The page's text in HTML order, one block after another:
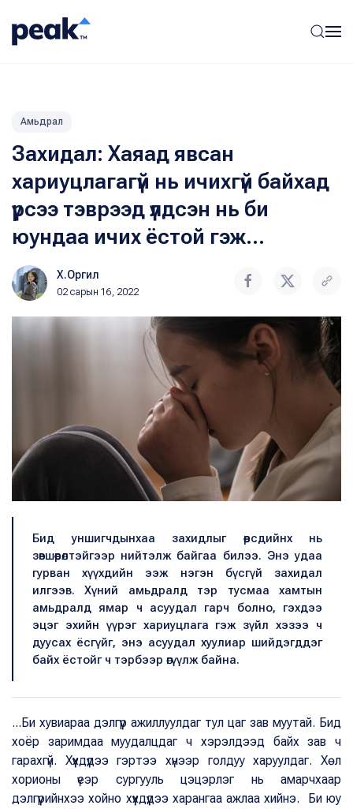
Амьдрал
Захидал: Хаяад явсан
хариуцлагагүй нь ичихгүй байхад
үрсээ тэврээд үлдсэн нь би
юундаа ичих ёстой гэж...
Х.Оргил
02 сарын 16, 2022
Бид уншигчдынхаа захидлыг өөрсдийнх нь
зөвшөөрөлтэйгээр нийтэлж байгаа билээ. Энэ удаа
гурван хүүхдийн ээж нэгэн бүсгүй захидал
илгээв. Хүний амьдралд тэр тусмаа хамтын
амьдралд ямар ч асуудал гарч болно, гэхдээ
эцэг эхийн үүрэг хариуцлага гэж зүйл хэзээ ч
дуусах ёсгүйг, энэ асуудал хуулиар шийдэгддэг
байх ёстойг ч тэрбээр өгүүлж байна.
...Би хувиараа дэлгүүр ажиллуулдаг тул цаг зав муутай. Бид
хоёр заримдаа муудалцдаг ч хэрэлдээд байх зав ч
гарахгүй. Хүүхдүүдээ гэртээ хүнээр голдуу харуулдаг. Хөл
хорионы үеэр сургууль цэцэрлэг нь амарчхаар
дэлгүүрийнхээ хойно хүүхдүүдээ харангаа ажлаа хийнэ. Би юу